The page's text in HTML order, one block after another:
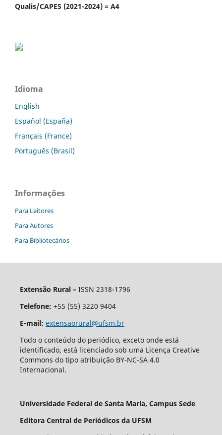
Qualis/CAPES (2021-2024) = A4
Idioma
English
Español (España)
Français (France)
Português (Brasil)
Informações
Para Leitores
Para Autores
Para Bibliotecários
Extensão Rural – ISSN 2318-1796
Telefone: +55 (55) 3220 9404
E-mail: extensaorural@ufsm.br
Todo o conteúdo do periódico, exceto onde está
identificado, está licenciado sob uma Licença Creative
Commons do tipo atribuição BY-NC-SA 4.0
Internacional.
Universidade Federal de Santa Maria, Campus Sede
Editora Central de Periódicos da UFSM